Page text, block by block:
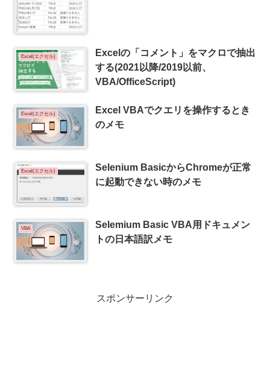
Excel(エクセル)
Excelの「コメント」をマクロで抽出
する(2021以降/2019以前、
VBA/OfficeScript)
Excel(エクセル)
Excel VBAでクエリを操作するとき
のメモ
Excel(エクセル)
Selenium BasicからChromeが正常
に起動できない時のメモ
VBA
Selemium Basic VBA用ドキュメン
トの日本語訳メモ
スポンサーリンク